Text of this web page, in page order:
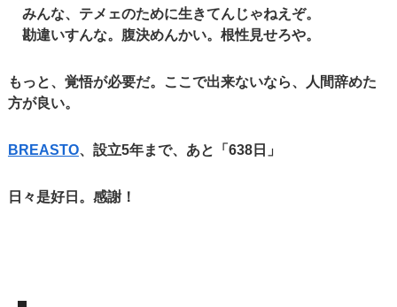
みんな、テメェのために生きてんじゃねえぞ。
勘違いすんな。腹決めんかい。根性見せろや。
もっと、覚悟が必要だ。ここで出来ないなら、人間辞めた
方が良い。
BREASTO、設立5年まで、あと「638日」
日々是好日。感謝！